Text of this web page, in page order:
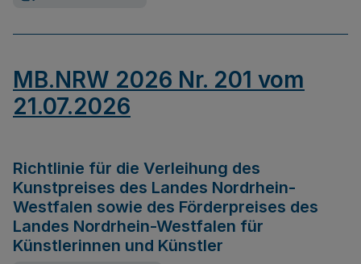
MB.NRW 2026 Nr. 201 vom
21.07.2026
Richtlinie für die Verleihung des
Kunstpreises des Landes Nordrhein-
Westfalen sowie des Förderpreises des
Landes Nordrhein-Westfalen für
Künstlerinnen und Künstler